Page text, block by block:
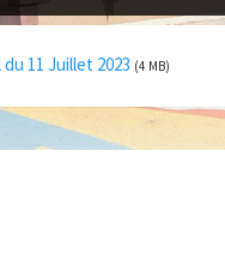
11 Juillet 2023 (4 MB)